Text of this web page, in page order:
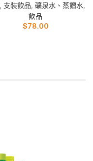
支裝飲品 礦泉水、蒸餾水
飲品
$78.00